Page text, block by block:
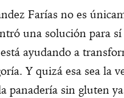
Farías no es
una solución para
ayudando a
Y quizá esa sea la
panadería sin gluten